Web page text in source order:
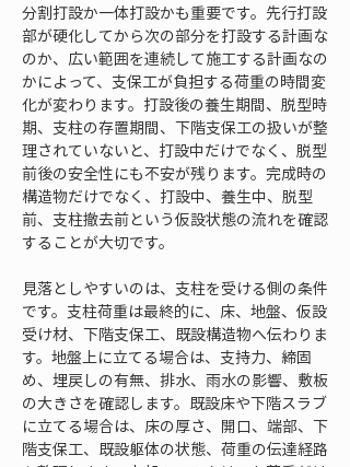
分割打設か一体打設かも重要です。先行打設
部が硬化してから次の部分を打設する計画な
のか、広い範囲を連続して施工する計画なの
かによって、支保工が負担する荷重の時間変
化が変わります。打設後の養生期間、脱型時
期、支柱の存置期間、下階支保工の扱いが整
理されていないと、打設中だけでなく、脱型
前後の安全性にも不安が残ります。完成時の
構造物だけでなく、打設中、養生中、脱型
前、支柱撤去前という仮設状態の流れを確認
することが大切です。
見落としやすいのは、支柱を受ける側の条件
です。支柱荷重は最終的に、床、地盤、仮設
受け材、下階支保工、既設構造物へ伝わりま
す。地盤上に立てる場合は、支持力、締固
め、埋戻しの有無、排水、雨水の影響、敷板
の大きさを確認します。既設床や下階スラブ
に立てる場合は、床の厚さ、開口、端部、下
階支保工、既設躯体の状態、荷重の伝達経路